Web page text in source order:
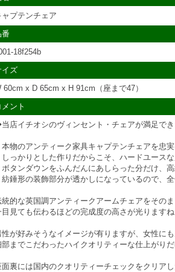
ャプテンチェア
番
18f254b
イズ
60cm x D 65cm x H 91cm（座まで47）
ント
店イチオシのヴィンセント・チェアが満足で
本物のアンティーク家具キャプテンチェアを忠
しっかりとした作りだからこそ、ハードユースな
ボタンダウンをふんだんにあしらった分だけ、高
紡錘形の装飾部分が透かしになっているので、全
統的な英国調アンティークアームチェアをそのま
目見ても伝わるほどの完成度の高さが光りますね
性が好みそうなイメージが有りますが、女性に
部までこだわったハイクオリティーな仕上がり
面裏には国内のクオリティーチェックをクリア